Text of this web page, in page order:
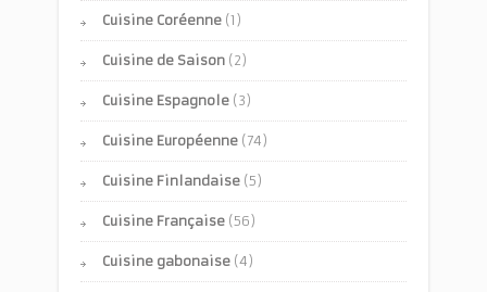
Cuisine Coréenne (1)
Cuisine de Saison (2)
Cuisine Espagnole (3)
Cuisine Européenne (74)
Cuisine Finlandaise (5)
Cuisine Française (56)
Cuisine gabonaise (4)